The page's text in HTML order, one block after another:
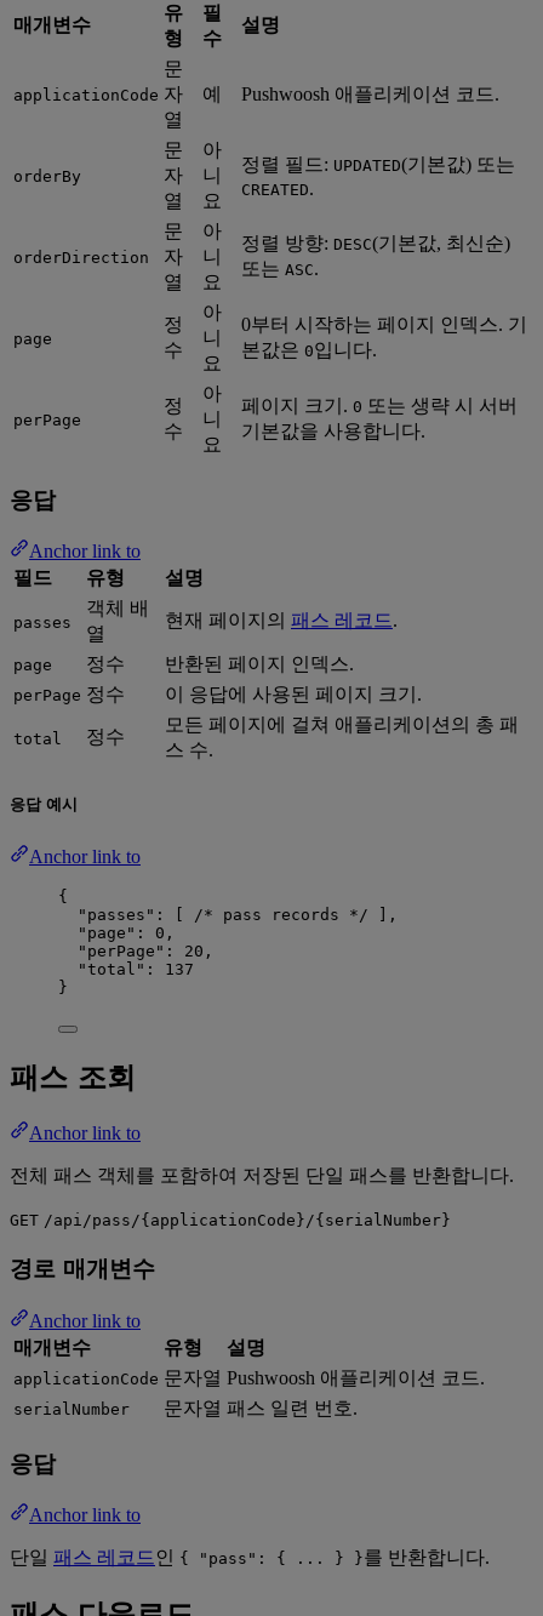
매개변수
유
형
필
수
설명
applicationCode
문
자
열
예 Pushwoosh 애플리케이션 코드.
orderBy
문
자
열
아
니
요
정렬 필드: UPDATED(기본값) 또는
CREATED.
orderDirection
문
자
열
아
니
요
정렬 방향: DESC(기본값, 최신순)
또는 ASC.
page
정
수
아
니
요
0부터 시작하는 페이지 인덱스. 기
본값은 0입니다.
perPage
정
수
아
니
요
페이지 크기. 0 또는 생략 시 서버
기본값을 사용합니다.
응답
Anchor link to
필드
유형 설명
passes
객체 배
열
현재 페이지의 패스 레코드.
page 정수 반환된 페이지 인덱스.
perPage 정수 이 응답에 사용된 페이지 크기.
total 정수
모든 페이지에 걸쳐 애플리케이션의 총 패
스 수.
응답 예시
Anchor link to
{
"passes" : [ /* pass records */ ],
"page" : 0 ,
"perPage" : 20 ,
"total" : 137
}
패스 조회
Anchor link to
전체 패스 객체를 포함하여 저장된 단일 패스를 반환합니다.
GET /api/pass/{applicationCode}/{serialNumber}
경로 매개변수
Anchor link to
매개변수
유형 설명
applicationCode 문자열 Pushwoosh 애플리케이션 코드.
serialNumber 문자열 패스 일련 번호.
응답
Anchor link to
단일 패스 레코드 인 { "pass": { ... } }를 반환합니다.